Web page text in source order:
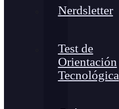
Nerdsletter
Test de
Orientación
Tecnológica